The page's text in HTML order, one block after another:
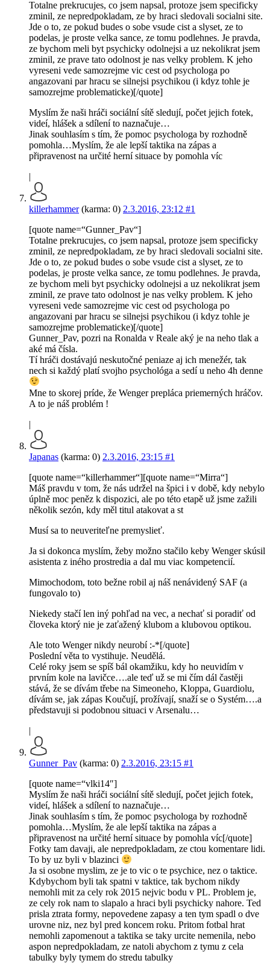
Totalne prekrucujes, co jsem napsal, protoze jsem specificky
zminil, ze nepredpokladam, ze by hraci sledovali socialni site.
Jde o to, ze pokud budes o sobe vsude cist a slyset, ze to
podelas, je proste velka sance, ze tomu podlehnes. Je pravda,
ze bychom meli byt psychicky odolnejsi a uz nekolikrat jsem
zminil, ze prave tato odolnost je nas velky problem. K jeho
vyreseni vede samozrejme vic cest od psychologa po
angazovani par hracu se silnejsi psychikou (i kdyz tohle je
samozrejme problematicke)[/quote]
Myslím že naši hráči sociální sítě sledují, počet jejich fotek,
videí, hlášek a sdílení to naznačuje…
Jinak souhlasím s tím, že pomoc psychologa by rozhodně
pomohla…Myslím, že ale lepší taktika na zápas a
připravenost na určité herní situace by pomohla víc
|
killerhammer(karma: 0) 2.3.2016, 23:12 #1
[quote name=“Gunner_Pav“]
Totalne prekrucujes, co jsem napsal, protoze jsem specificky
zminil, ze nepredpokladam, ze by hraci sledovali socialni site.
Jde o to, ze pokud budes o sobe vsude cist a slyset, ze to
podelas, je proste velka sance, ze tomu podlehnes. Je pravda,
ze bychom meli byt psychicky odolnejsi a uz nekolikrat jsem
zminil, ze prave tato odolnost je nas velky problem. K jeho
vyreseni vede samozrejme vic cest od psychologa po
angazovani par hracu se silnejsi psychikou (i kdyz tohle je
samozrejme problematicke)[/quote]
Gunner_Pav, pozri na Ronalda v Reale aký je na neho tlak a
aké má čísla.
Tí hráči dostávajú neskutočné peniaze aj ich menežér, tak
nech si každý platí svojho psychológa a sedí u neho 4h denne
Mne to skorej príde, že Wenger prepláca priemerných hráčov.
A to je náš problém !
|
Japanas (karma: 0) 2.3.2016, 23:15 #1
[quote name=“killerhammer“][quote name=“Mirra“]
Máš pravdu v tom, že nás udržel na špici i v době, kdy nebylo
úplně moc peněz k dispozici, ale po této etapě už jsme zažili
několik sezón, kdy měl titul atakovat a st
Musí sa to neuveriteľne premyslieť.
Ja si dokonca myslím, žeby možno stačilo keby Wenger skúsil
asistenta z iného prostredia a dal mu viac kompetencií.
Mimochodom, toto bežne robil aj náš nenávidený SAF (a
fungovalo to)
Niekedy stačí len iný pohľad na vec, a nechať si poradiť od
človeka ktorý nie je zaťažený klubom a klubovou optikou.
Ale toto Wenger nikdy neurobí :-*[/quote]
Poslední věta to vystihuje. Neudělá.
Celé roky jsem se spíš bál okamžiku, kdy ho neuvidím v
prvním kole na lavičce….ale teď už se mi čím dál častěji
stává, že se dívám třebe na Simeoneho, Kloppa, Guardiolu,
dívám se, jak zápas Koučují, prožívají, snaží se o Systém….a
představuji si podobnou situaci v Arsenalu…
|
Gunner_Pav (karma: 0) 2.3.2016, 23:15 #1
[quote name=“vlki14″]
Myslím že naši hráči sociální sítě sledují, počet jejich fotek,
videí, hlášek a sdílení to naznačuje…
Jinak souhlasím s tím, že pomoc psychologa by rozhodně
pomohla…Myslím, že ale lepší taktika na zápas a
připravenost na určité herní situace by pomohla víc[/quote]
Fotky tam davaji, ale nepredpokladam, ze ctou komentare lidi.
To by uz byli v blazinci
Ja si osobne myslim, ze je to vic o te psychice, nez o taktice.
Kdybychom byli tak spatni v taktice, tak bychom nikdy
nemohli mit za cely rok 2015 nejvic bodu v PL. Problem je,
ze cely rok nam to slapalo a hraci byli psychicky nahore. Ted
prisla ztrata formy, nepovedene zapasy a ten tym spadl o dve
urovne niz, nez byl pred koncem roku. Pritom fotbal hrat
nemohli zapomenout a taktika se taky urcite nemenila, nebo
aspon nepredpokladam, ze natoli abychom z tymu z cela
tabulky byly tymem do stredu tabulky